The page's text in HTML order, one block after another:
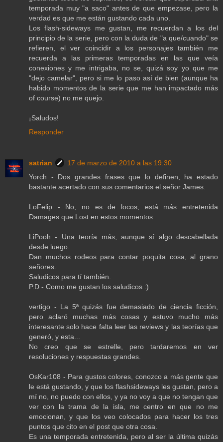
temporada muy "a saco" antes de que empezase, pero la
verdad es que me están gustando cada uno.
Los flash-sideways me gustan, me recuerdan a los del
principio de la serie, pero con la duda de "a que/cuando" se
refieren, el ver coincidir a los personajes también me
recuerda a las primeras temporadas en las que veía
conexiones y me intrigaba, no se, quizá soy yo que me
"dejo camelar", pero si me lo paso así de bien (aunque ha
habido momentos de la serie que me han impactado más
of course) no me quejo.
¡Saludos!
Responder
satrian
17 de marzo de 2010 a las 19:30
Yorch - Dos grandes frases que lo definen, ha estado
bastante acertado con sus comentarios el señor James.
LoFelip - No, no es de locos, está más entretenida
Damages que Lost en estos momentos.
LiPooh - Una teoría más, aunque sí algo descabellada
desde luego.
Dan muchos rodeos para contar poquita cosa, al grano
señores.
Saludicos para tí también.
P.D - Como me gustan los saludicos :)
vertigo - La 5ª quizás fue demasiado de ciencia ficción,
pero aclaró muchas más cosas y estuvo mucho más
interesante solo hace falta leer las reviews y las teorías que
generó, y esta...
No creo que se estrelle, pero tardaremos en ver
resoluciones y respuestas grandes.
OsKar108 - Para gustos colores, conozco a más gente que
le está gustando, y que los flashsideways les gustan, pero a
mí no, no puedo con ellos, y ya no voy a que no tengan que
ver con la trama de la isla, me centro en que no me
emocionan, y que los veo colocados para hacer los tres
puntos que cito en el post que otra cosa.
Es una temporada entretenida, pero al ser la última quizás